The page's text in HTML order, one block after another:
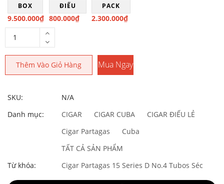
BOX
9.500.000₫
ĐIẾU
800.000₫
PACK
2.300.000₫
Thêm Vào Giỏ Hàng Mua Ngay
SKU:
N/A
Danh mục:
CIGAR CIGAR CUBA
CIGAR ĐIẾU LẺ
Cigar Partagas
Cuba
TẤT CẢ SẢN PHẨM
Từ khóa:
Cigar Partagas 15 Series D No.4 Tubos Séc